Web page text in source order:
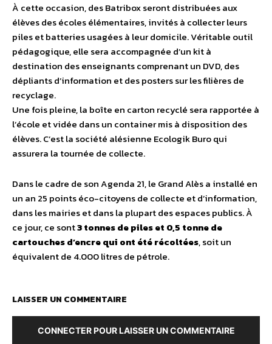
À cette occasion, des Batribox seront distribuées aux
élèves des écoles élémentaires, invités à collecter leurs
piles et batteries usagées à leur domicile. Véritable outil
pédagogique, elle sera accompagnée d’un kit à
destination des enseignants comprenant un DVD, des
dépliants d’information et des posters sur les filières de
recyclage.
Une fois pleine, la boîte en carton recyclé sera rapportée à
l’école et vidée dans un container mis à disposition des
élèves. C’est la société alésienne Ecologik Buro qui
assurera la tournée de collecte.
Dans le cadre de son Agenda 21, le Grand Alès a installé en
un an 25 points éco-citoyens de collecte et d’information,
dans les mairies et dans la plupart des espaces publics. À
ce jour, ce sont3 tonnes de piles et 0,5 tonne de
cartouches d’encre qui ont été récoltées, soit un
équivalent de 4.000 litres de pétrole.
LAISSER UN COMMENTAIRE
CONNECTER POUR LAISSER UN COMMENTAIRE